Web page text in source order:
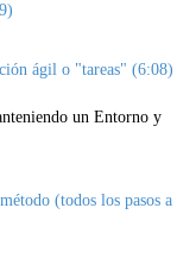
ágil o "tareas" (6:08)
un Entorno y
(todos los pasos a